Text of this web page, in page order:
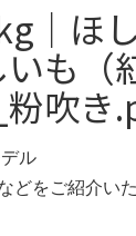
｜ほ
も（
吹き
ル
どをご紹介い